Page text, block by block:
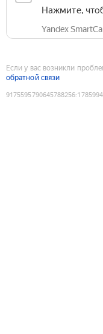
Нажмите,
Yandex
Если у вас возникли
обратной связи
9175595790645788256: